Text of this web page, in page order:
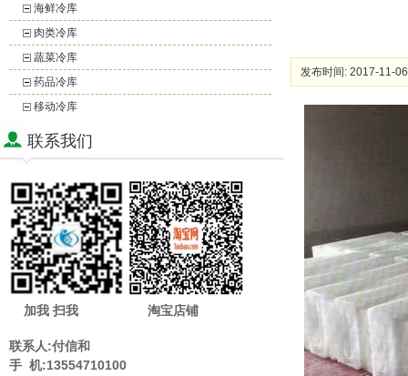
海鲜冷库
肉类冷库
蔬菜冷库
药品冷库
移动冷库
联系我们
加我 扫我 淘宝店铺
联系人:付信和
手 机:13554710100
发布时间: 2017-11-